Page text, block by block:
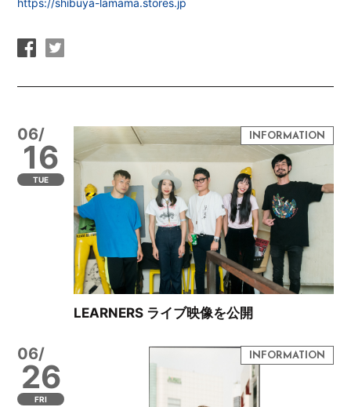
06/
16
TUE
LEARNERS ライブ映像を公開
06/
26
FRI